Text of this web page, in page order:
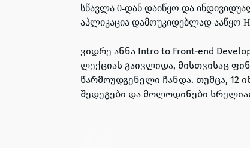
სწავლა 0-დან დაიწყო და
აპლიკაცია დამოუკიდებლად ააწყო
ვიდრე ანნა Intro to Front-end
ლექციას გაივლიდა, მისთვისაც
წარმოუდგენელი ჩანდა. თუმცა, 12
შედეგები და მოლოდინები